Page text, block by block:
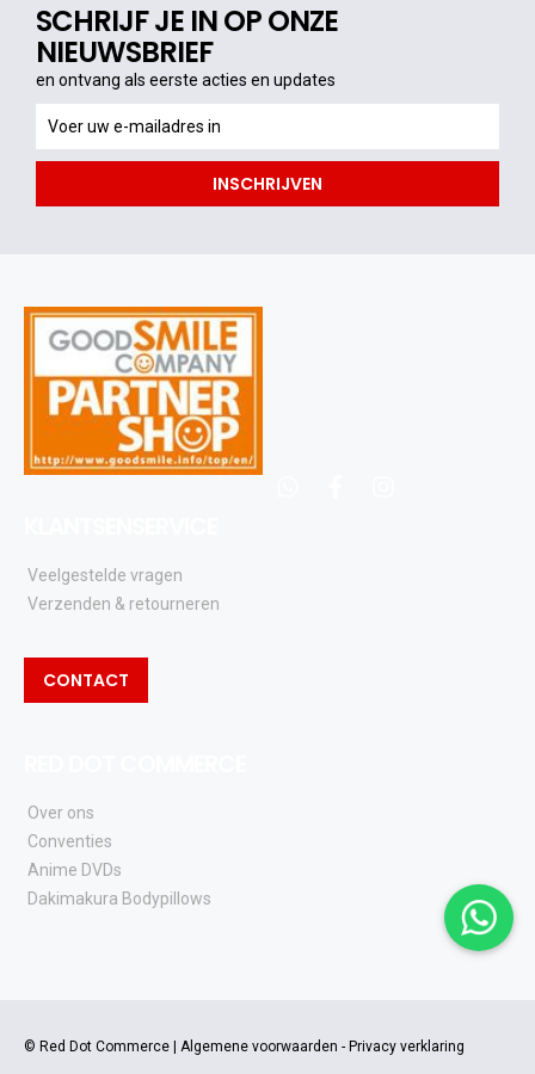
SCHRIJF JE IN OP ONZE
NIEUWSBRIEF
en ontvang als eerste acties en updates
ontvang
als
acties
INSCHRIJVEN
Veelgestelde vragen
Verzenden & retourneren
CONTACT
Over ons
Conventies
Anime DVDs
Dakimakura Bodypillows
© Red Dot Commerce | Algemene voorwaarden - Privacy verklaring